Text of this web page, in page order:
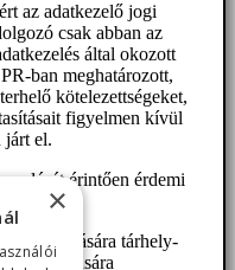
az adatkezelő jogi
csak abban az
által okozott
ban meghatározott,
kötelezettségeket,
figyelmen kívül
járt el.
érintően érdemi
biztosítására tárhely-
kiszállítására
×